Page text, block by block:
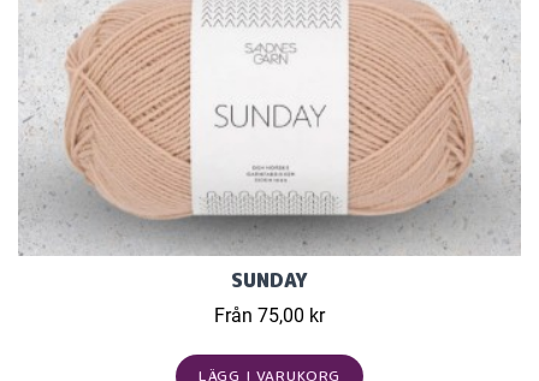
SUNDAY
Från 75,00 kr
LÄGG I VARUKORG